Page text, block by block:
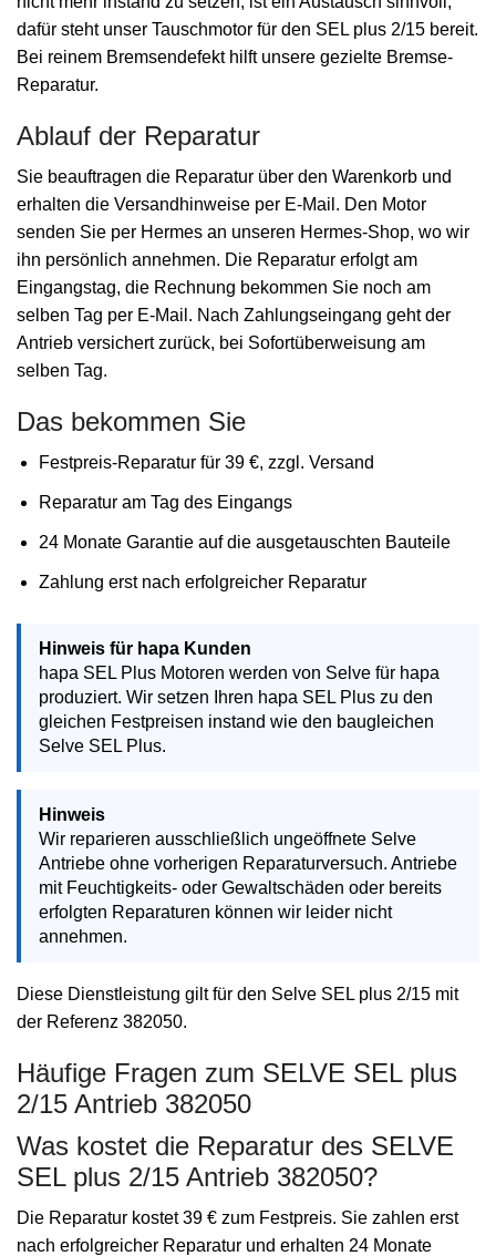
dafür steht unser Tauschmotor für den SEL plus 2/15 bereit.
Bei reinem Bremsendefekt hilft unsere gezielte Bremse-
Reparatur.
Ablauf der Reparatur
Sie beauftragen die Reparatur über den Warenkorb und
erhalten die Versandhinweise per E-Mail. Den Motor
senden Sie per Hermes an unseren Hermes-Shop, wo wir
ihn persönlich annehmen. Die Reparatur erfolgt am
Eingangstag, die Rechnung bekommen Sie noch am
selben Tag per E-Mail. Nach Zahlungseingang geht der
Antrieb versichert zurück, bei Sofortüberweisung am
selben Tag.
Das bekommen Sie
Festpreis-Reparatur für 39 €, zzgl. Versand
Reparatur am Tag des Eingangs
24 Monate Garantie auf die ausgetauschten Bauteile
Zahlung erst nach erfolgreicher Reparatur
Hinweis für hapa Kunden
hapa SEL Plus Motoren werden von Selve für hapa
produziert. Wir setzen Ihren hapa SEL Plus zu den
gleichen Festpreisen instand wie den baugleichen
Selve SEL Plus.
Hinweis
Wir reparieren ausschließlich ungeöffnete Selve
Antriebe ohne vorherigen Reparaturversuch. Antriebe
mit Feuchtigkeits- oder Gewaltschäden oder bereits
erfolgten Reparaturen können wir leider nicht
annehmen.
Diese Dienstleistung gilt für den Selve SEL plus 2/15 mit
der Referenz 382050.
Häufige Fragen zum SELVE SEL plus
2/15 Antrieb 382050
Was kostet die Reparatur des SELVE
SEL plus 2/15 Antrieb 382050?
Die Reparatur kostet 39 € zum Festpreis. Sie zahlen erst
nach erfolgreicher Reparatur und erhalten 24 Monate